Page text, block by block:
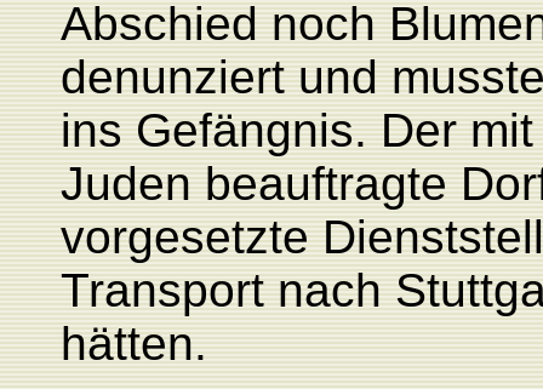
Abschied noch
denunziert und
ins Gefängnis. Der
Juden beauftragte
vorgesetzte
Transport nach
hätten.